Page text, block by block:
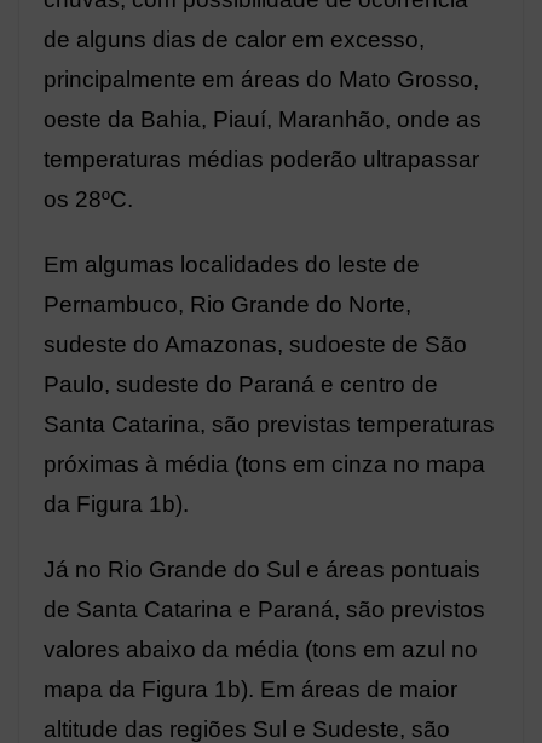
de alguns dias de calor em excesso,
principalmente em áreas do Mato Grosso,
oeste da Bahia, Piauí, Maranhão, onde as
temperaturas médias poderão ultrapassar
os 28ºC.
Em algumas localidades do leste de
Pernambuco, Rio Grande do Norte,
sudeste do Amazonas, sudoeste de São
Paulo, sudeste do Paraná e centro de
Santa Catarina, são previstas temperaturas
próximas à média (tons em cinza no mapa
da Figura 1b).
Já no Rio Grande do Sul e áreas pontuais
de Santa Catarina e Paraná, são previstos
valores abaixo da média (tons em azul no
mapa da Figura 1b). Em áreas de maior
altitude das regiões Sul e Sudeste, são